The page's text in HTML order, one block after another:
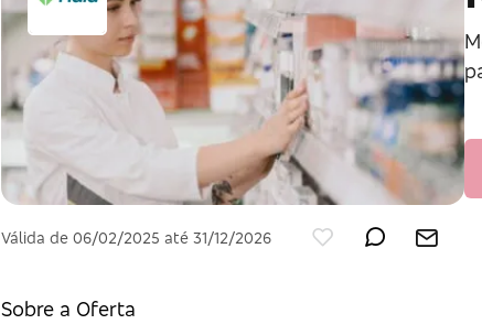
Válida de 06/02/2025 até 31/12/2026
Sobre a Oferta